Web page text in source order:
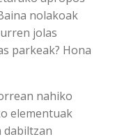
nolakoak
jolas
parkeak? Hona
nahiko
elementuak